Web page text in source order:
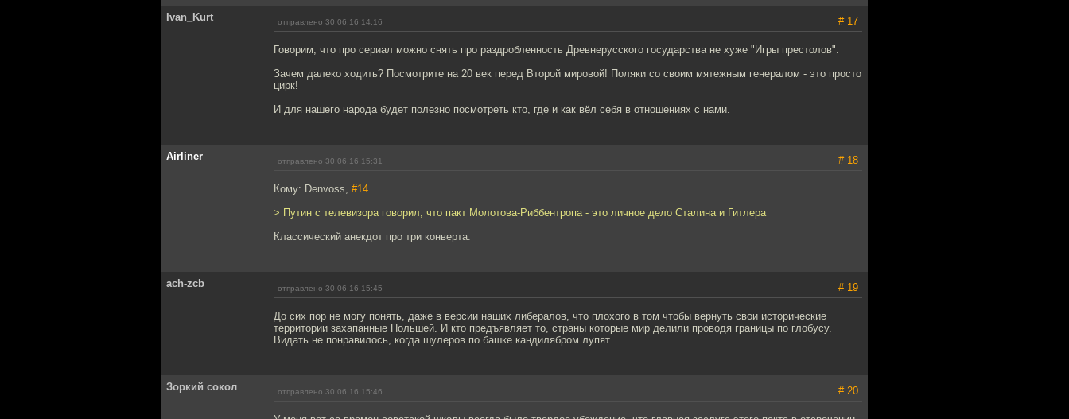
Ivan_Kurt отправлено 30.06.16 14:16 # 17
Говорим, что про сериал можно снять про раздробленность Древнерусского государства не хуже "Игры престолов".
Зачем далеко ходить? Посмотрите на 20 век перед Второй мировой! Поляки со своим мятежным генералом - это просто
цирк!
И для нашего народа будет полезно посмотреть кто, где и как вёл себя в отношениях с нами.
Airliner отправлено 30.06.16 15:31 # 18
Кому: Denvoss, #14
> Путин с телевизора говорил, что пакт Молотова-Риббентропа - это личное дело Сталина и Гитлера
Классический анекдот про три конверта.
ach-zcb отправлено 30.06.16 15:45 # 19
До сих пор не могу понять, даже в версии наших либералов, что плохого в том чтобы вернуть свои исторические
территории захапанные Польшей. И кто предъявляет то, страны которые мир делили проводя границы по глобусу.
Видать не понравилось, когда шулеров по башке кандилябром лупят.
Зоркий сокол отправлено 30.06.16 15:46 # 20